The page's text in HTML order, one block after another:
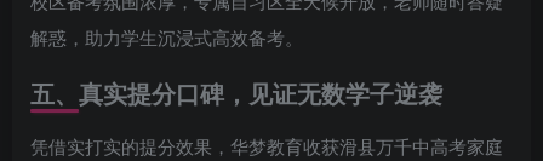
解惑，助力学生沉浸式高效备考。
五、真实提分口碑，见证无数学子逆袭
凭借实打实的提分效果，华梦教育收获滑县万千中高考家庭